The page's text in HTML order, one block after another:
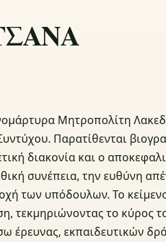
Μητροπολίτη
Παρατίθενται
διακονία και ο
συνέπεια, την ευθύνη
των υπόδουλων. Το
τεκμηριώνοντας το κύρος
έρευνας, εκπαιδευτικών